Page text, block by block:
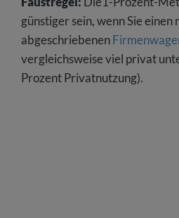
günstiger sein, wenn Sie einen
abgeschriebenen
vergleichsweise viel privat
Prozent Privatnutzung).